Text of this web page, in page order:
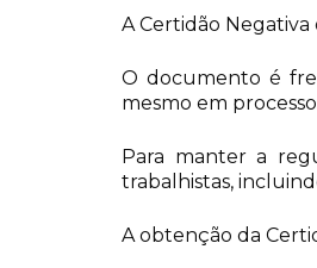
A Certidão
O documento é
mesmo em
Para manter a
trabalhistas,
A obtenção da